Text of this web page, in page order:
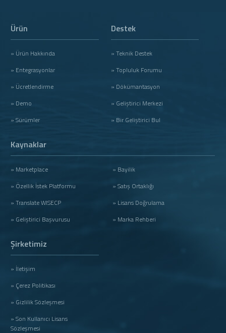
Ürün
» Ürün Hakkında
» Entegrasyonlar
» Ücretlendirme
» Demo
» Sürümler
Destek
» Teknik Destek
» Topluluk Forumu
» Dökümantasyon
» Geliştirici Merkezi
» Bir Geliştirici Bul
Kaynaklar
» Marketplace
» Özellik İstek Platformu
» Translate WISECP
» Geliştirici Başvurusu
» Bayilik
» Satış Ortaklığı
» Lisans Doğrulama
» Marka Rehberi
Şirketimiz
» İletişim
» Çerez Politikası
» Gizlilik Sözleşmesi
» Son Kullanıcı Lisans
Sözleşmesi